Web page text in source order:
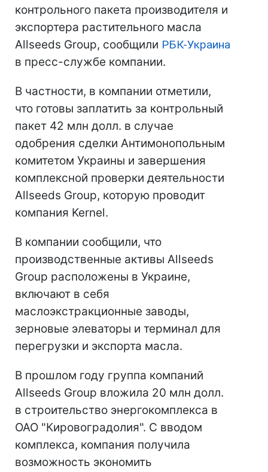
контрольного пакета производителя и
экспортера растительного масла
Allseeds Group, сообщили РБК-Украина
в пресс-службе компании.
В частности, в компании отметили,
что готовы заплатить за контрольный
пакет 42 млн долл. в случае
одобрения сделки Антимонопольным
комитетом Украины и завершения
комплексной проверки деятельности
Allseeds Group, которую проводит
компания Kernel.
В компании сообщили, что
производственные активы Allseeds
Group расположены в Украине,
включают в себя
маслоэкстракционные заводы,
зерновые элеваторы и терминал для
перегрузки и экспорта масла.
В прошлом году группа компаний
Allseeds Group вложила 20 млн долл.
в строительство энергокомплекса в
ОАО "Кировоградолия". С вводом
комплекса, компания получила
возможность экономить